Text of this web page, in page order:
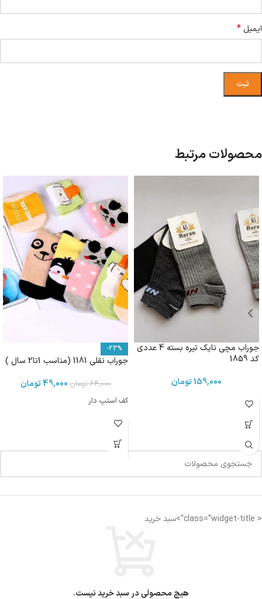
ایمیل *
محصولات مرتبط
جوراب مچی نایک تیره بسته 4 عددی
کد 1859
159,000تومان
-23%
جوراب نقلی 1181 (مناسب 1تا2 سال )
64,000 تومان49,000تومان
کف استپ دار
< class="widget-title">سبد خرید
هیچ محصولی در سبد خرید نیست.